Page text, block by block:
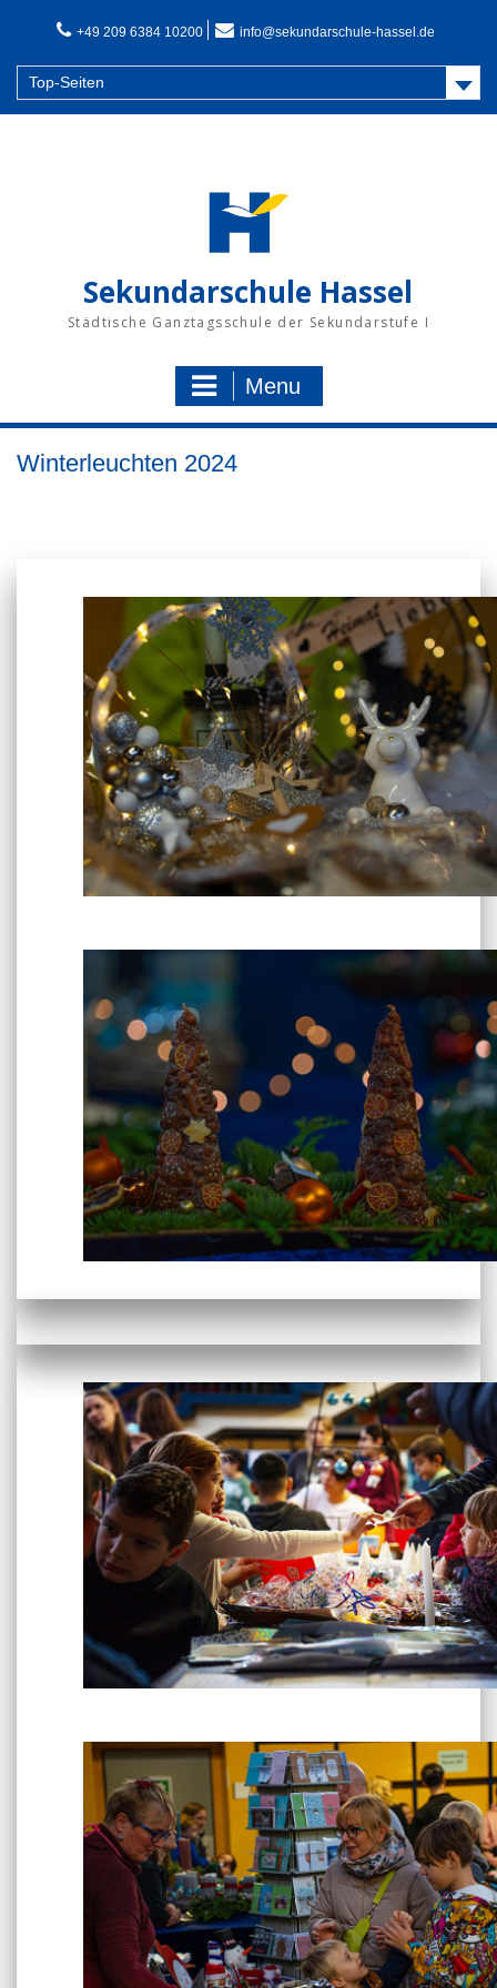
+49 209 6384 10200 info@sekundarschule-hassel.de
Top-Seiten
Sekundarschule Hassel
Städtische Ganztagsschule der Sekundarstufe I
Menu
Winterleuchten 2024